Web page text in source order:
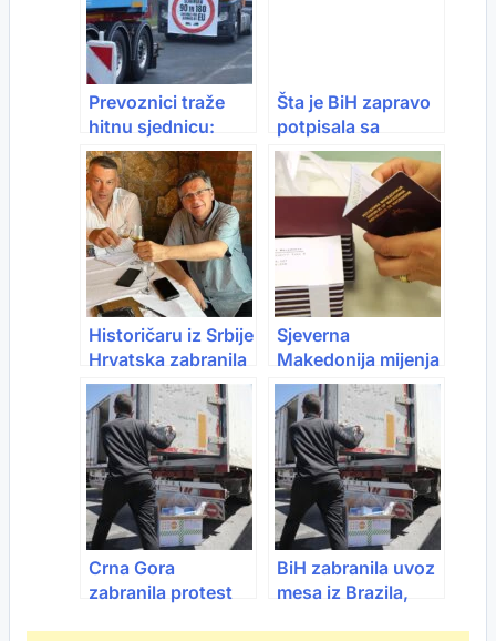
Prevoznici traže
hitnu sjednicu:
Prijete nove
blokade granica i
rast cijena do 30%
Šta je BiH zapravo
potpisala sa
Hrvatskom: “Dobit
ćemo tri puta
skuplji plin, a struja
iz njega u EU neće
biti konkurentna”
Historičaru iz Srbije
Hrvatska zabranila
ulazak, krenuo na
promociju knjige
“Tesla, Srbin sam”
Sjeverna
Makedonija mijenja
pravila za “zlatne
pasoše”: Investicija
više neće biti
dovoljna
Crna Gora
zabranila protest
BiH zabranila uvoz
mesa iz Brazila,